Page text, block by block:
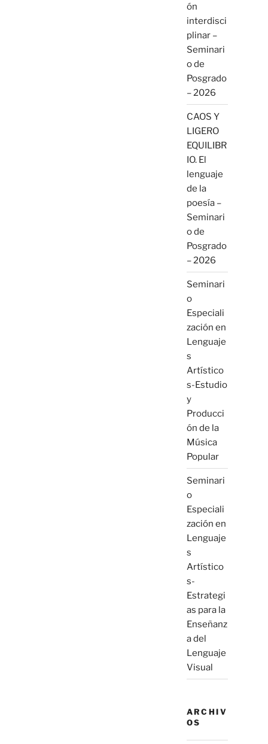
ón
interdisci
plinar –
Seminari
o de
Posgrado
– 2026
CAOS Y
LIGERO
EQUILIBR
IO. El
lenguaje
de la
poesía –
Seminari
o de
Posgrado
– 2026
Seminari
o
Especiali
zación en
Lenguaje
s
Artístico
s-Estudio
y
Producci
ón de la
Música
Popular
Seminari
o
Especiali
zación en
Lenguaje
s
Artístico
s-
Estrategi
as para la
Enseñanz
a del
Lenguaje
Visual
ARCHIV
OS